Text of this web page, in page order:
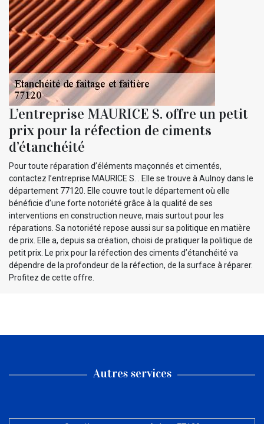
L’entreprise MAURICE S. offre un petit
prix pour la réfection de ciments
d’étanchéité
Pour toute réparation d’éléments maçonnés et cimentés,
contactez l’entreprise MAURICE S. . Elle se trouve à Aulnoy dans le
département 77120. Elle couvre tout le département où elle
bénéficie d’une forte notoriété grâce à la qualité de ses
interventions en construction neuve, mais surtout pour les
réparations. Sa notoriété repose aussi sur sa politique en matière
de prix. Elle a, depuis sa création, choisi de pratiquer la politique de
petit prix. Le prix pour la réfection des ciments d’étanchéité va
dépendre de la profondeur de la réfection, de la surface à réparer.
Profitez de cette offre.
Autres services